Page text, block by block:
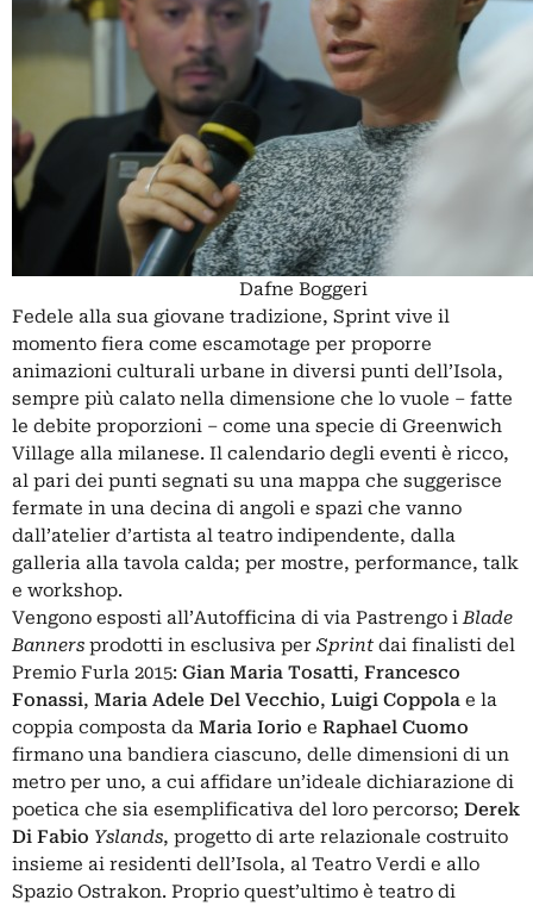
Dafne Boggeri
Fedele alla sua giovane tradizione, Sprint vive il
momento fiera come escamotage per proporre
animazioni culturali urbane in diversi punti dell’Isola,
sempre più calato nella dimensione che lo vuole – fatte
le debite proporzioni – come una specie di Greenwich
Village alla milanese. Il calendario degli eventi è ricco,
al pari dei punti segnati su una mappa che suggerisce
fermate in una decina di angoli e spazi che vanno
dall’atelier d’artista al teatro indipendente, dalla
galleria alla tavola calda; per mostre, performance, talk
e workshop.
Vengono esposti all’Autofficina di via Pastrengo iBlade
Banners prodotti in esclusiva per Sprint dai finalisti del
Premio Furla 2015: Gian Maria Tosatti, Francesco
Fonassi, Maria Adele Del Vecchio, Luigi Coppola e la
coppia composta da Maria Iorio e Raphael Cuomo
firmano una bandiera ciascuno, delle dimensioni di un
metro per uno, a cui affidare un’ideale dichiarazione di
poetica che sia esemplificativa del loro percorso; Derek
Di Fabio Yslands, progetto di arte relazionale costruito
insieme ai residenti dell’Isola, al Teatro Verdi e allo
Spazio Ostrakon. Proprio quest’ultimo è teatro di